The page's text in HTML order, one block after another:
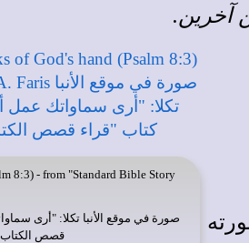
آخرين.
8:3) - from "Standard Bible Story
صورة في موقع الأنبا تكلا: "أرى
قصص الكتاب